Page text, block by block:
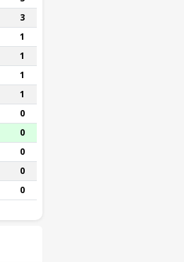
3
1
1
1
1
0
0
0
0
0